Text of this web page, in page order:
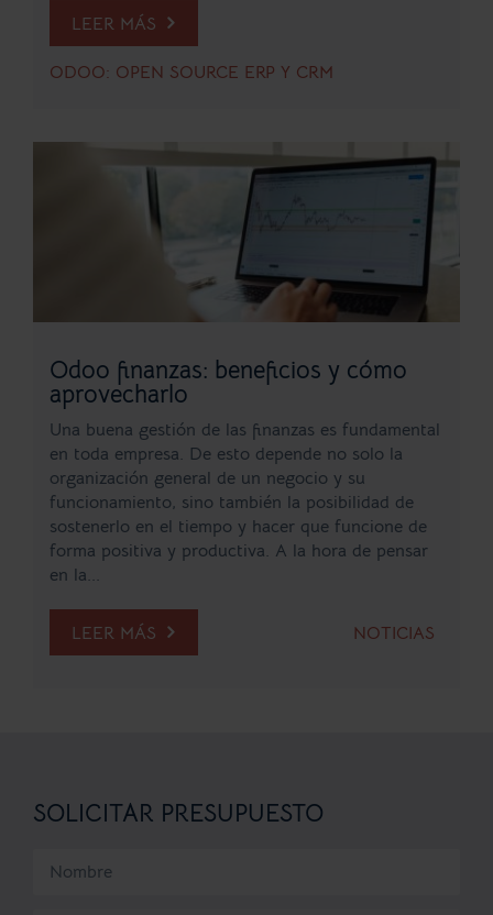
LEER MÁS
ODOO: OPEN SOURCE ERP Y CRM
Odoo finanzas: beneficios y cómo
aprovecharlo
Una buena gestión de las finanzas es fundamental
en toda empresa. De esto depende no solo la
organización general de un negocio y su
funcionamiento, sino también la posibilidad de
sostenerlo en el tiempo y hacer que funcione de
forma positiva y productiva. A la hora de pensar
en la...
LEER MÁS NOTICIAS
SOLICITAR PRESUPUESTO